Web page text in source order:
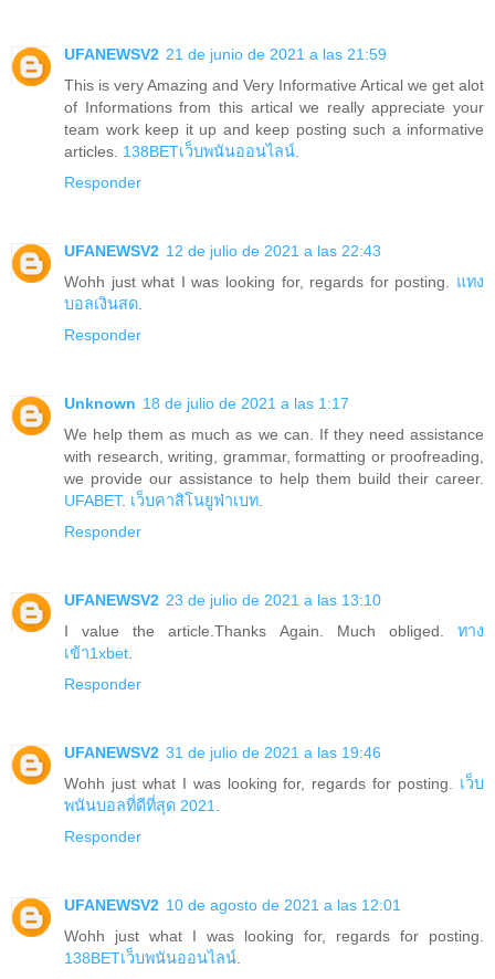
UFANEWSV2 21 de junio de 2021 a las 21:59
This is very Amazing and Very Informative Artical we get alot
of Informations from this artical we really appreciate your
team work keep it up and keep posting such a informative
articles. 138BETเว็บพนันออนไลน์.
Responder
UFANEWSV2 12 de julio de 2021 a las 22:43
Wohh just what I was looking for, regards for posting. แทง
บอลเงินสด.
Responder
Unknown 18 de julio de 2021 a las 1:17
We help them as much as we can. If they need assistance
with research, writing, grammar, formatting or proofreading,
we provide our assistance to help them build their career.
UFABET. เว็บคาสิโนยูฟ่าเบท.
Responder
UFANEWSV2 23 de julio de 2021 a las 13:10
I value the article.Thanks Again. Much obliged. ทาง
เข้า1xbet.
Responder
UFANEWSV2 31 de julio de 2021 a las 19:46
Wohh just what I was looking for, regards for posting. เว็บ
พนันบอลที่ดีที่สุด 2021.
Responder
UFANEWSV2 10 de agosto de 2021 a las 12:01
Wohh just what I was looking for, regards for posting.
138BETเว็บพนันออนไลน์.